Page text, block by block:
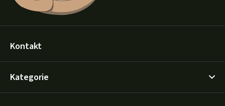
Kontakt
Kategorie